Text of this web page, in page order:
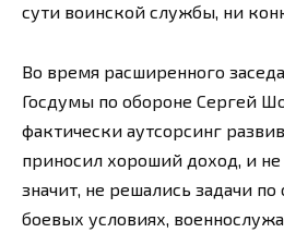
сути воинской службы, ни
Во время расширенного
Госдумы по обороне Сергей
фактически аутсорсинг
приносил хороший доход, и не
значит, не решались задачи
боевых условиях,